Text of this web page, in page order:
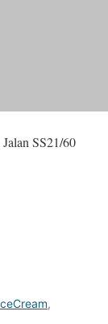
SS21/60
,